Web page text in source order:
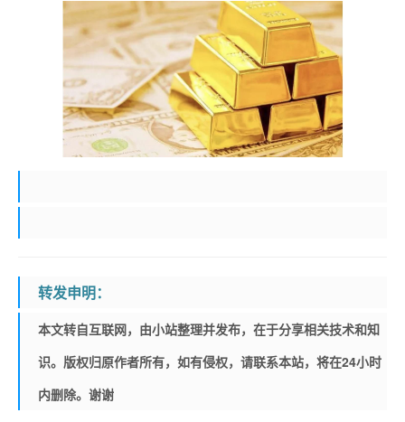
转发申明：
本文转自互联网，由小站整理并发布，在于分享相关技术和知
识。版权归原作者所有，如有侵权，请联系本站，将在24小时
内删除。谢谢